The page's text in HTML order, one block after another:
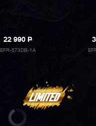
22 990P
EFR-573DB-1A